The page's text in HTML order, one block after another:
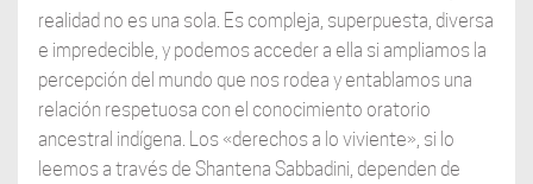
realidad no es una sola. Es compleja, superpuesta, diversa
e impredecible, y podemos acceder a ella si ampliamos la
percepción del mundo que nos rodea y entablamos una
relación respetuosa con el conocimiento oratorio
ancestral indígena. Los «derechos a lo viviente», si lo
leemos a través de Shantena Sabbadini, dependen de